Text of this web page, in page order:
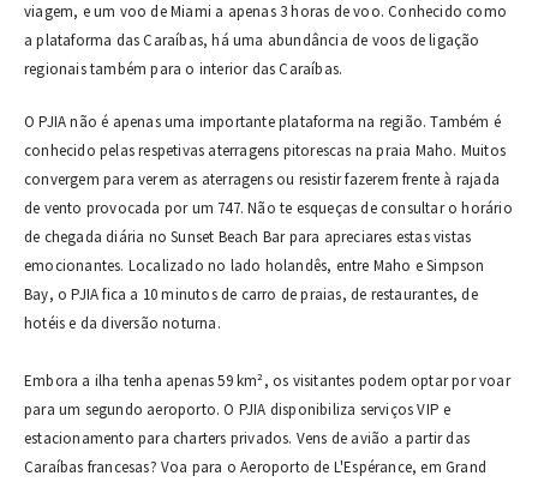
viagem, e um voo de Miami a apenas 3 horas de voo. Conhecido como
a plataforma das Caraíbas, há uma abundância de voos de ligação
regionais também para o interior das Caraíbas.
O PJIA não é apenas uma importante plataforma na região. Também é
conhecido pelas respetivas aterragens pitorescas na praia Maho. Muitos
convergem para verem as aterragens ou resistir fazerem frente à rajada
de vento provocada por um 747. Não te esqueças de consultar o horário
de chegada diária no Sunset Beach Bar para apreciares estas vistas
emocionantes. Localizado no lado holandês, entre Maho e Simpson
Bay, o PJIA fica a 10 minutos de carro de praias, de restaurantes, de
hotéis e da diversão noturna.
Embora a ilha tenha apenas 59 km², os visitantes podem optar por voar
para um segundo aeroporto. O PJIA disponibiliza serviços VIP e
estacionamento para charters privados. Vens de avião a partir das
Caraíbas francesas? Voa para o Aeroporto de L'Espérance, em Grand